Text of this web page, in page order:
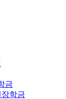
금
학금